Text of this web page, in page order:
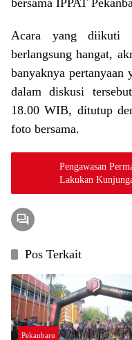
Acara yang diikuti
berlangsung hangat,
banyaknya pertanyaan
dalam diskusi
18.00 WIB, ditutup
foto bersama.
Pengawasan
Lakukan
Ketenagakerjaan
Pos Terkait
Pekanbaru